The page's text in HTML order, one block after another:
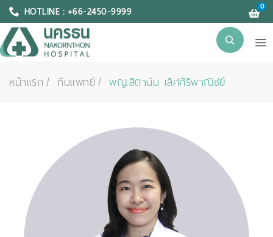
HOTLINE : +66-2450-9999 0
หน้าแรก ทีมแพทย์ พญ.สิตานัน เลิศศิริพาณิชย์